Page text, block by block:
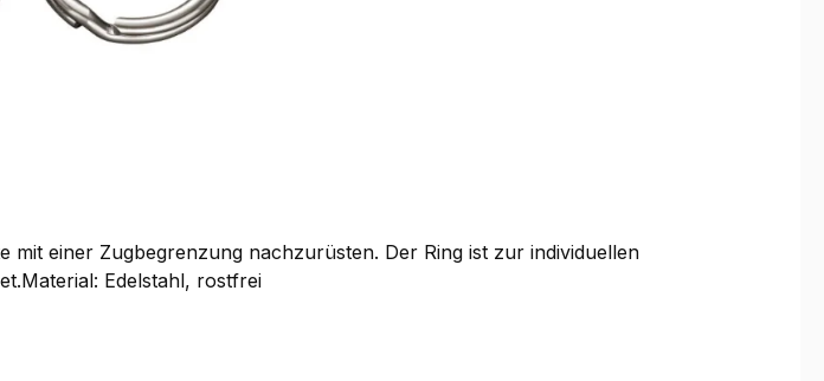
mit einer Zugbegrenzung nachzurüsten. Der Ring ist zur individuellen
Edelstahl, rostfrei